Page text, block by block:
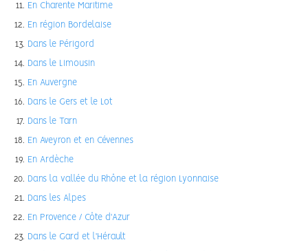
En Charente Maritime
En région Bordelaise
Dans le Périgord
Dans le Limousin
En Auvergne
Dans le Gers et le Lot
Dans le Tarn
En Aveyron et en Cévennes
En Ardèche
Dans la vallée du Rhône et la région Lyonnaise
Dans les Alpes
En Provence / Côte d'Azur
Dans le Gard et l'Hérault